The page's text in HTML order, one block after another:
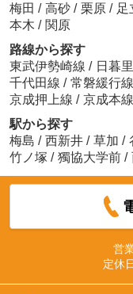
梅田 / 高砂 / 栗原 / 足
本木 / 関原
路線から探す
東武伊勢崎線 / 日暮
千代田線 / 常磐緩行線
京成押上線 / 京成本線
駅から探す
梅島 / 西新井 / 草加 /
竹ノ塚 / 獨協大学前 /
営
定休